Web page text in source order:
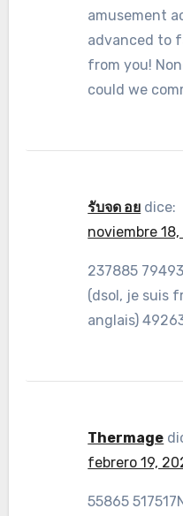
amusement
advanced to
from you!
could we
รับจด อย dice:
noviembre
237885
(dsol, je suis
anglais)
Thermage
febrero 19,
55865